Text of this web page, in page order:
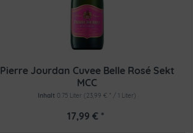
Pierre Jourdan Cuvee Belle Rosé Sekt
MCC
Inhalt 0.75 Liter (23,99 € * / 1 Liter)
17,99 € *